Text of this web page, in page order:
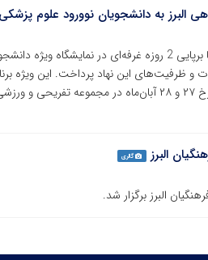
به دانشجویان نوورود علوم
معاونت فرهنگی جهاد دانشگاهی استان البرز با برپایی 2 روزه غرفه‌ای
ظرفیت‌های این نهاد پرداخت. این ویژه
فصل تازه» در روزهای سه‌شنبه و چهارشنبه مورخ ۲۷ و ۲۸ آبان‌ماه
البرز گالری
البرز برگزار شد.